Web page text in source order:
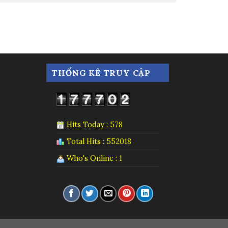
THỐNG KÊ TRUY CẬP
Hits Today : 578
Total Hits : 552018
Who's Online : 1